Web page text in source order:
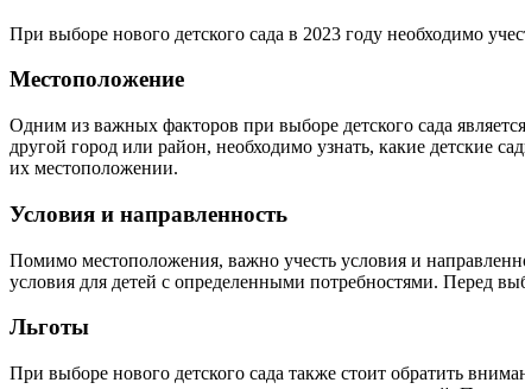
При выборе нового детского сада в 2023 году необходимо
Местоположение
Одним из важных факторов при выборе детского сада
другой город или район, необходимо узнать, какие детские
их местоположении.
Условия и направленность
Помимо местоположения, важно учесть условия и
условия для детей с определенными потребностями. Перед
Льготы
При выборе нового детского сада также стоит обратить